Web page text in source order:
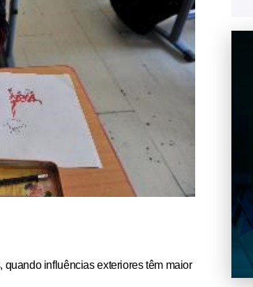
influências exteriores têm maior